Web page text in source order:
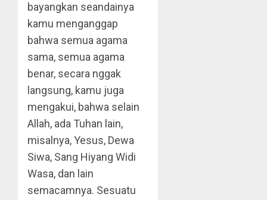
bayangkan seandainya
kamu menganggap
bahwa semua agama
sama, semua agama
benar, secara nggak
langsung, kamu juga
mengakui, bahwa selain
Allah, ada Tuhan lain,
misalnya, Yesus, Dewa
Siwa, Sang Hiyang Widi
Wasa, dan lain
semacamnya. Sesuatu